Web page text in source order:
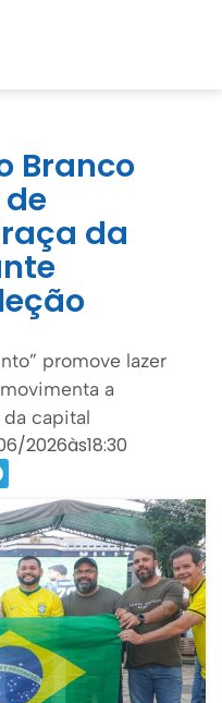
Branco
da
promove lazer
a
capital
2026às18:30